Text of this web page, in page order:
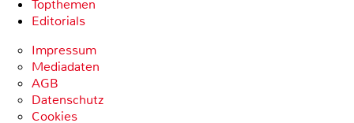
Topthemen
Editorials
Impressum
Mediadaten
AGB
Datenschutz
Cookies